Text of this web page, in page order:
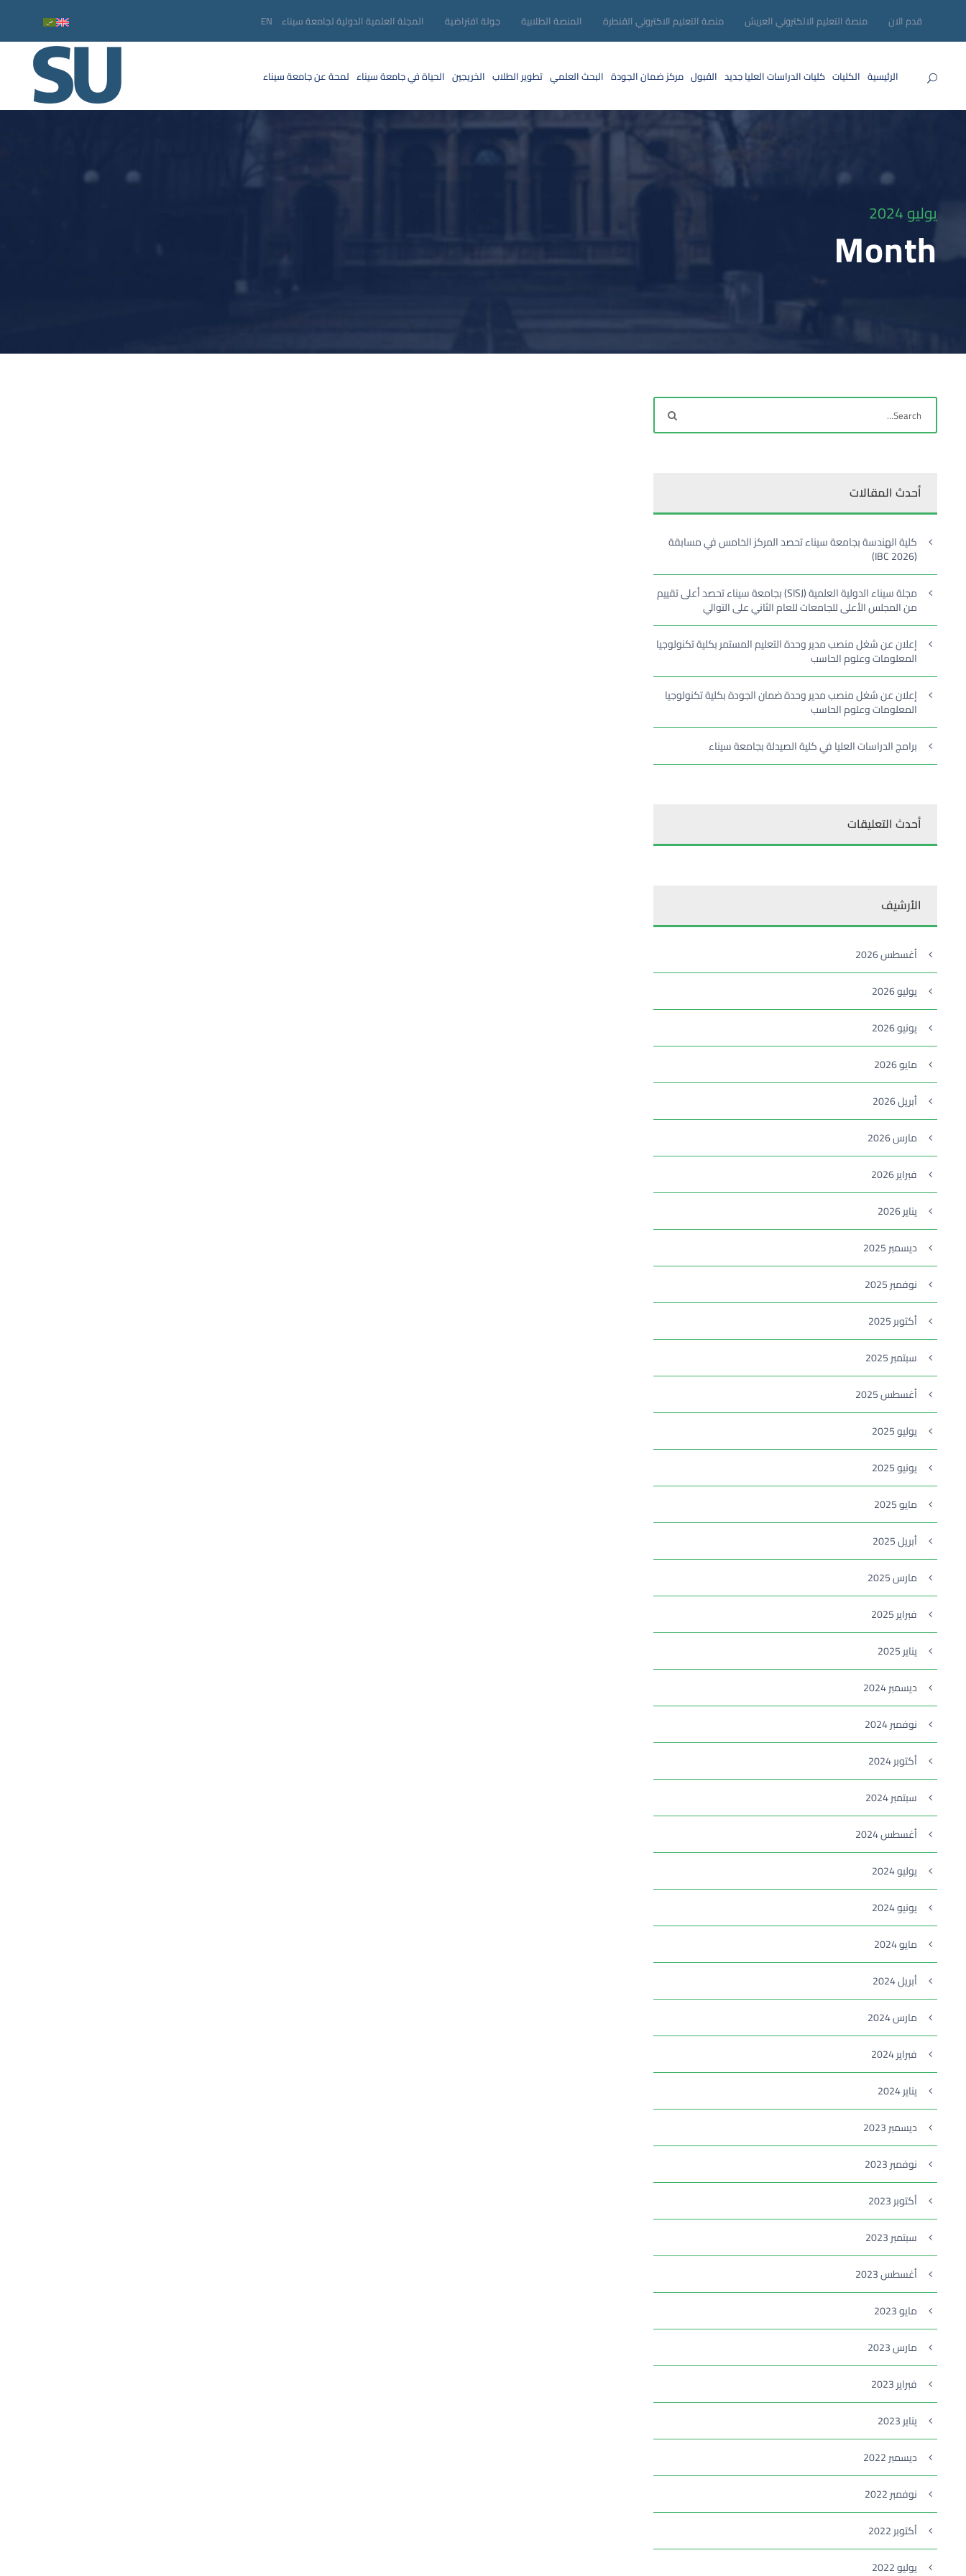
قدم الان منصة التعليم الالكتروني العريش منصة التعليم الاكتروني القنطرة المنصة الطلابية جولة افتراضية المجلة العلمية الدولية لجامعة سيناء EN
الرئيسية الكليات كليات الدراسات العلياجديد القبول مركز ضمان الجودة البحث العلمي تطوير الطلاب الخريجين الحياة في جامعة سيناء لمحة عن جامعة سيناء
يوليو 2024
Month
أحدث المقالات
كلية الهندسة بجامعة سيناء تحصد المركز الخامس في مسابقة
(IBC 2026)
مجلة سيناء الدولية العلمية (SISJ) بجامعة سيناء تحصد أعلى تقييم
من المجلس الأعلى للجامعات للعام الثاني على التوالي
إعلان عن شغل منصب مدير وحدة التعليم المستمر بكلية تكنولوجيا
المعلومات وعلوم الحاسب
إعلان عن شغل منصب مدير وحدة ضمان الجودة بكلية تكنولوجيا
المعلومات وعلوم الحاسب
برامج الدراسات العليا في كلية الصيدلة بجامعة سيناء
أحدث التعليقات
الأرشيف
أغسطس 2026
يوليو 2026
يونيو 2026
مايو 2026
أبريل 2026
مارس 2026
فبراير 2026
يناير 2026
ديسمبر 2025
نوفمبر 2025
أكتوبر 2025
سبتمبر 2025
أغسطس 2025
يوليو 2025
يونيو 2025
مايو 2025
أبريل 2025
مارس 2025
فبراير 2025
يناير 2025
ديسمبر 2024
نوفمبر 2024
أكتوبر 2024
سبتمبر 2024
أغسطس 2024
يوليو 2024
يونيو 2024
مايو 2024
أبريل 2024
مارس 2024
فبراير 2024
يناير 2024
ديسمبر 2023
نوفمبر 2023
أكتوبر 2023
سبتمبر 2023
أغسطس 2023
مايو 2023
مارس 2023
فبراير 2023
يناير 2023
ديسمبر 2022
نوفمبر 2022
أكتوبر 2022
يوليو 2022